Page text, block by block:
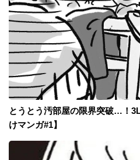
とうとう汚部屋の限界突破…！
けマンガ#1】